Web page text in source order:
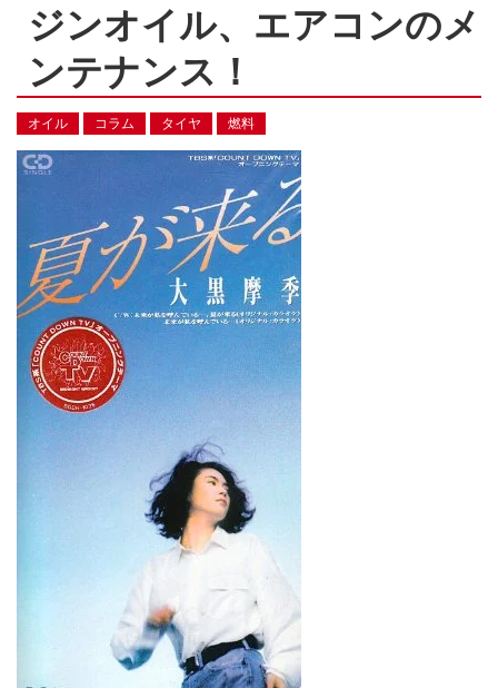
ジンオイル、エアコンのメ
ンテナンス！
オイル コラム タイヤ 燃料